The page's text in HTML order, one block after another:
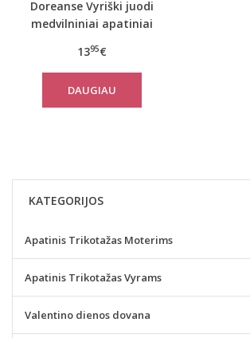
Doreanse Vyriški juodi
medvilniniai apatiniai
1395€
DAUGIAU
KATEGORIJOS
Apatinis Trikotažas Moterims
Apatinis Trikotažas Vyrams
Valentino dienos dovana